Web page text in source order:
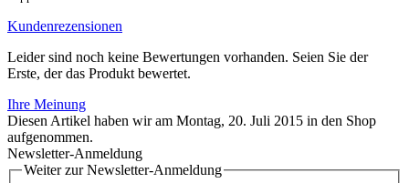
Kundenrezensionen
Leider sind noch keine Bewertungen vorhanden. Seien Sie der
Erste, der das Produkt bewertet.
Ihre Meinung
Diesen Artikel haben wir am Montag, 20. Juli 2015 in den Shop
aufgenommen.
Newsletter-Anmeldung
Weiter zur Newsletter-Anmeldung